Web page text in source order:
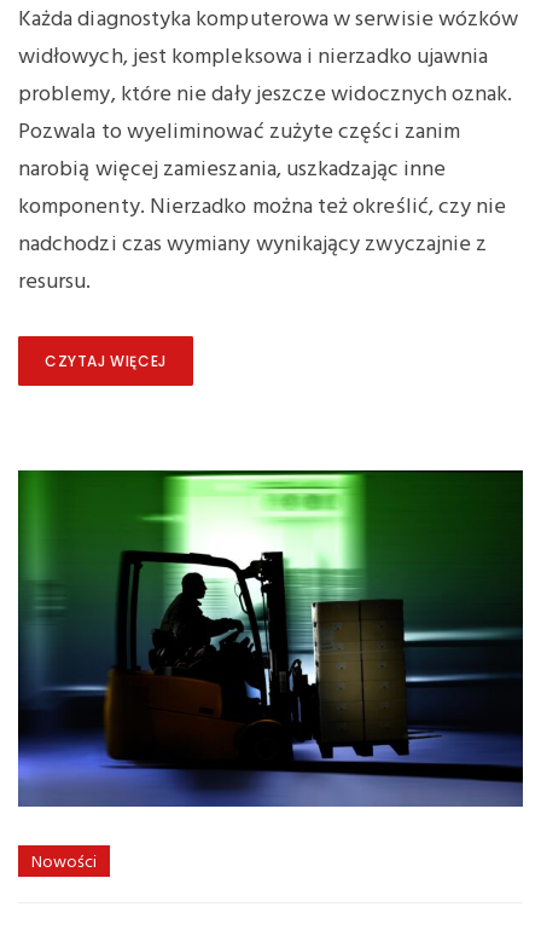
Każda diagnostyka komputerowa w serwisie wózków
widłowych, jest kompleksowa i nierzadko ujawnia
problemy, które nie dały jeszcze widocznych oznak.
Pozwala to wyeliminować zużyte części zanim
narobią więcej zamieszania, uszkadzając inne
komponenty. Nierzadko można też określić, czy nie
nadchodzi czas wymiany wynikający zwyczajnie z
resursu.
CZYTAJ WIĘCEJ
Nowości